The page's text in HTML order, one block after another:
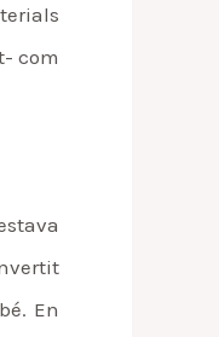
com
En